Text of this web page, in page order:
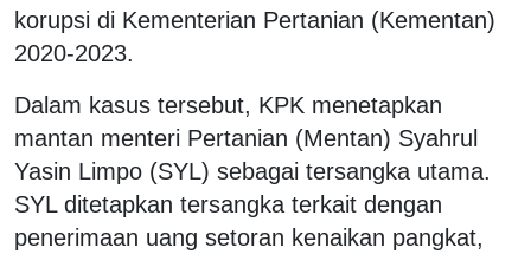
korupsi di Kementerian Pertanian (Kementan)
2020-2023.
Dalam kasus tersebut, KPK menetapkan
mantan menteri Pertanian (Mentan) Syahrul
Yasin Limpo (SYL) sebagai tersangka utama.
SYL ditetapkan tersangka terkait dengan
penerimaan uang setoran kenaikan pangkat,